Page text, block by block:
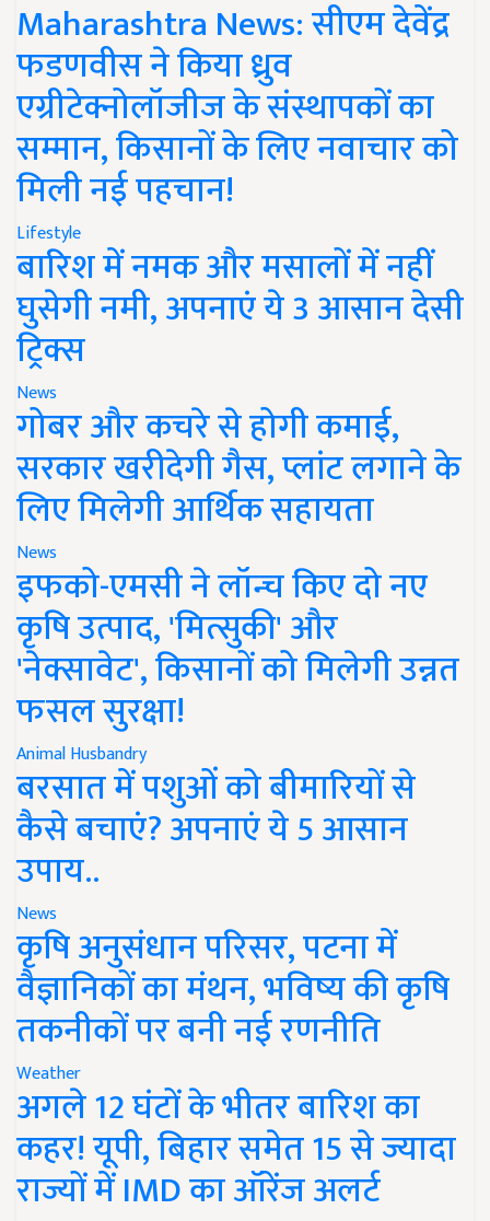
Maharashtra News: सीएम देवेंद्र
फडणवीस ने किया ध्रुव
एग्रीटेक्नोलॉजीज के संस्थापकों का
सम्मान, किसानों के लिए नवाचार को
मिली नई पहचान!
Lifestyle
बारिश में नमक और मसालों में नहीं
घुसेगी नमी, अपनाएं ये 3 आसान देसी
ट्रिक्स
News
गोबर और कचरे से होगी कमाई,
सरकार खरीदेगी गैस, प्लांट लगाने के
लिए मिलेगी आर्थिक सहायता
News
इफको-एमसी ने लॉन्च किए दो नए
कृषि उत्पाद, 'मित्सुकी' और
'नेक्सावेट', किसानों को मिलेगी उन्नत
फसल सुरक्षा!
Animal Husbandry
बरसात में पशुओं को बीमारियों से
कैसे बचाएं? अपनाएं ये 5 आसान
उपाय..
News
कृषि अनुसंधान परिसर, पटना में
वैज्ञानिकों का मंथन, भविष्य की कृषि
तकनीकों पर बनी नई रणनीति
Weather
अगले 12 घंटों के भीतर बारिश का
कहर! यूपी, बिहार समेत 15 से ज्यादा
राज्यों में IMD का ऑरेंज अलर्ट